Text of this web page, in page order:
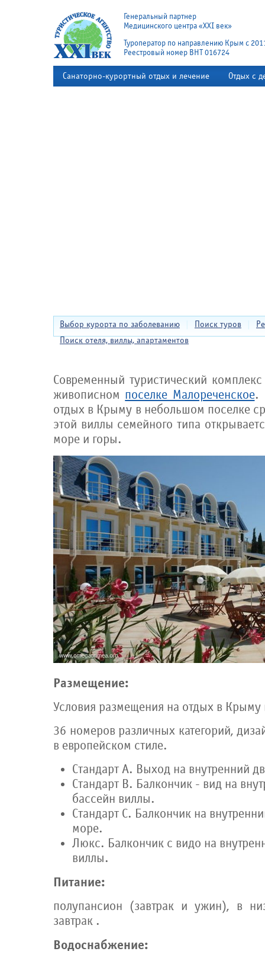
Генеральный партнер
Медицинского центра «XXI век»
Туроператор по направлению Крым с
Реестровый номер ВНТ 016724
Санаторно-курортный отдых и лечение Отдых с
Выбор курорта по заболеванию Поиск туров
Поиск отеля, виллы, апартаментов
Современный туристический
живописном поселке Малореченское.
отдых в Крыму в небольшом поселке
этой виллы семейного типа
море и горы.
Размещение:
Условия размещения на отдых в Крыму
36 номеров различных категорий,
в европейском стиле.
Стандарт А. Выход на внутренний
Стандарт В. Балкончик - вид на
бассейн виллы.
Стандарт С. Балкончик на
море.
Люкс. Балкончик с видо на
виллы.
Питание:
полупансион (завтрак и ужин), в
завтрак .
Водоснабжение: